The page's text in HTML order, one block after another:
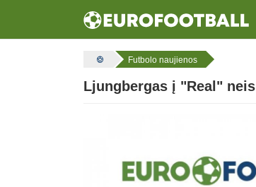
Futbolo naujienos
Ljungbergas į "Real" neis